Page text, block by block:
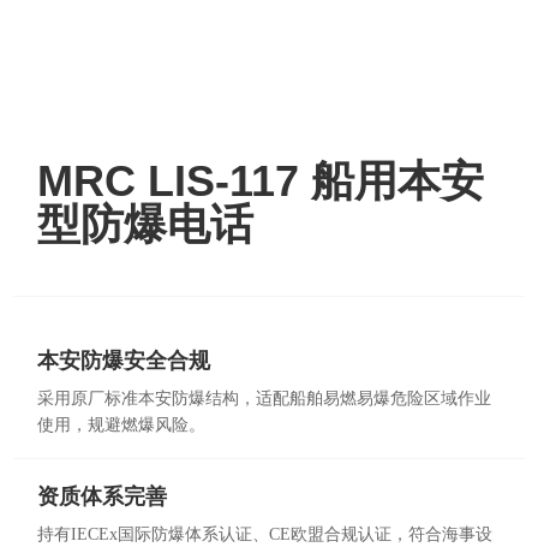
MRC LIS-117 船用本安
型防爆电话
本安防爆安全合规
采用原厂标准本安防爆结构，适配船舶易燃易爆危险区域作业
使用，规避燃爆风险。
资质体系完善
持有IECEx国际防爆体系认证、CE欧盟合规认证，符合海事设